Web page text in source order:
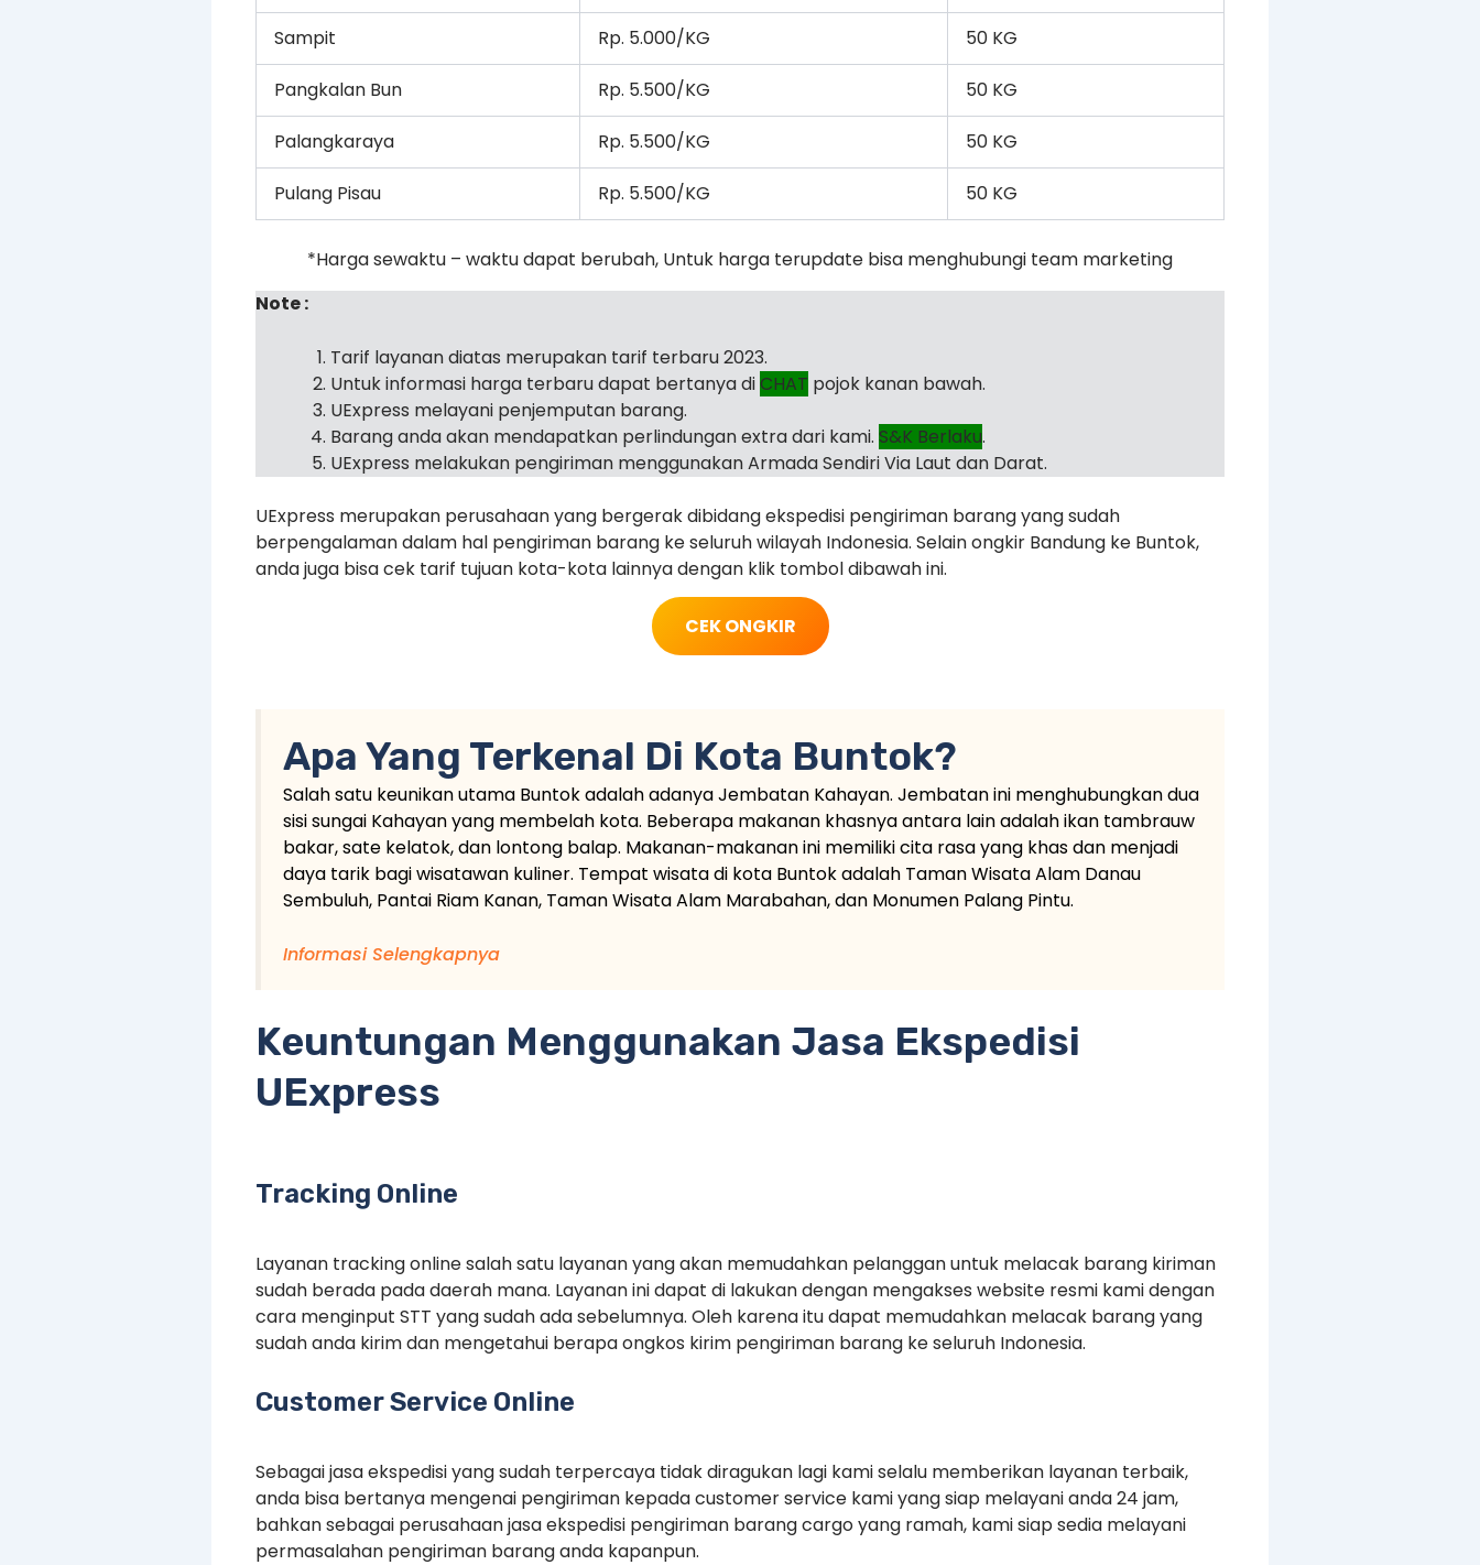
Sampit Rp. 5.000/KG 50 KG
Pangkalan Bun Rp. 5.500/KG 50 KG
Palangkaraya Rp. 5.500/KG 50 KG
Pulang Pisau Rp. 5.500/KG 50 KG
*Harga sewaktu – waktu dapat berubah, Untuk harga terupdate bisa menghubungi team marketing
Note :
Tarif layanan diatas merupakan tarif terbaru 2023.
Untuk informasi harga terbaru dapat bertanya diCHAT pojok kanan bawah.
UExpress melayani penjemputan barang.
Barang anda akan mendapatkan perlindungan extra dari kami. S&K Berlaku.
UExpress melakukan pengiriman menggunakan Armada Sendiri Via Laut dan Darat.
UExpress merupakan perusahaan yang bergerak dibidang ekspedisi pengiriman barang yang sudah
berpengalaman dalam hal pengiriman barang ke seluruh wilayah Indonesia. Selain ongkir Bandung ke Buntok,
anda juga bisa cek tarif tujuan kota-kota lainnya dengan klik tombol dibawah ini.
CEK ONGKIR
Apa Yang Terkenal Di Kota Buntok?
Salah satu keunikan utama Buntok adalah adanya Jembatan Kahayan. Jembatan ini menghubungkan dua
sisi sungai Kahayan yang membelah kota. Beberapa makanan khasnya antara lain adalah ikan tambrauw
bakar, sate kelatok, dan lontong balap. Makanan-makanan ini memiliki cita rasa yang khas dan menjadi
daya tarik bagi wisatawan kuliner. Tempat wisata di kota Buntok adalah Taman Wisata Alam Danau
Sembuluh, Pantai Riam Kanan, Taman Wisata Alam Marabahan, dan Monumen Palang Pintu.
Informasi Selengkapnya
Keuntungan Menggunakan Jasa Ekspedisi
UExpress
Tracking Online
Layanan tracking online salah satu layanan yang akan memudahkan pelanggan untuk melacak barang kiriman
sudah berada pada daerah mana. Layanan ini dapat di lakukan dengan mengakses website resmi kami dengan
cara menginput STT yang sudah ada sebelumnya. Oleh karena itu dapat memudahkan melacak barang yang
sudah anda kirim dan mengetahui berapa ongkos kirim pengiriman barang ke seluruh Indonesia.
Customer Service Online
Sebagai jasa ekspedisi yang sudah terpercaya tidak diragukan lagi kami selalu memberikan layanan terbaik,
anda bisa bertanya mengenai pengiriman kepada customer service kami yang siap melayani anda 24 jam,
bahkan sebagai perusahaan jasa ekspedisi pengiriman barang cargo yang ramah, kami siap sedia melayani
permasalahan pengiriman barang anda kapanpun.